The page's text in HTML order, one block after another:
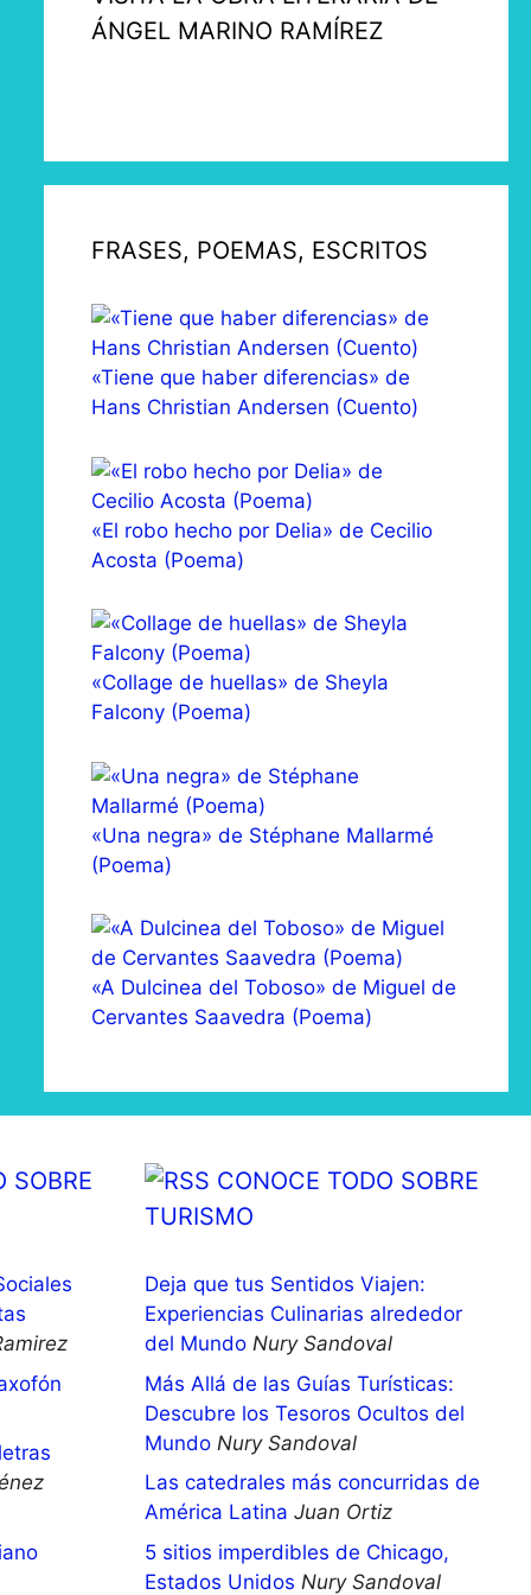
ÁNGEL MARINO RAMÍREZ
FRASES, POEMAS, ESCRITOS
«Tiene que haber diferencias» de
Hans Christian Andersen (Cuento)
«El robo hecho por Delia» de Cecilio
Acosta (Poema)
«Collage de huellas» de Sheyla
Falcony (Poema)
«Una negra» de Stéphane Mallarmé
(Poema)
«A Dulcinea del Toboso» de Miguel de
Cervantes Saavedra (Poema)
SOBRE
CONOCE TODO SOBRE
TURISMO
Deja que tus Sentidos Viajen:
Experiencias Culinarias alrededor
del Mundo Nury Sandoval
Más Allá de las Guías Turísticas:
Descubre los Tesoros Ocultos del
Mundo Nury Sandoval
Las catedrales más concurridas de
América Latina Juan Ortiz
5 sitios imperdibles de Chicago,
Estados Unidos Nury Sandoval